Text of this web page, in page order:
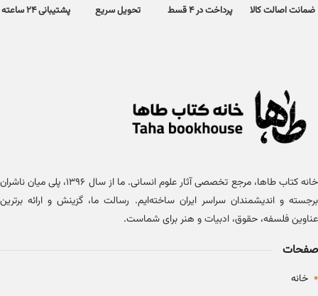
ضمانت اصالت کالا پرداخت در 4 قسط تحویل سریع پشتیبانی 24 ساعته
خانه کتاب طاها، مرجع تخصصی آثار علوم انسانی. ما از سال ۱۳۹۶، پلی میان ناشران
برجسته و اندیشمندان سراسر ایران ساخته‌ایم. رسالت ما، گزینش و ارائه برترین
عناوین فلسفه، حقوق، ادبیات و هنر برای شماست.
صفحات
• خانه